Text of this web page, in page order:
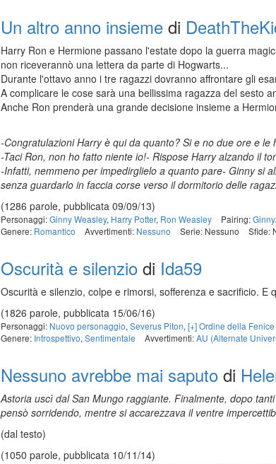
Un altro anno insieme di
Harry Ron e Hermione passano l'estate dopo la guerra
non riceverannò una lettera da parte di Hogwarts...
Durante l'ottavo anno i tre ragazzi dovranno affrontare gli
A complicare le cose sarà una bellissima ragazza del sesto
Anche Ron prenderà una grande decisione insieme a
-Congratulazioni Harry è qui da quanto? Si e no due ore e le
-Taci Ron, non ho fatto niente io!- Rispose Harry alzando il
-Infatti, nemmeno per impedirglielo a quanto pare- Ginny si
senza guardarlo in faccia corse verso il dormitorio delle
(1286 parole, pubblicata 09/09/13)
Personaggi:Ginny Weasley, Harry Potter, Ron Weasley Pairing:
Genere: Romantico Avvertimenti: Nessuno Serie: Nessuno Sfide:
Oscurità e silenzio di Ida59
Oscurità e silenzio, colpe e rimorsi, sofferenza e sacrificio.
(1826 parole, pubblicata 15/06/16)
Personaggi: Nuovo personaggio, Severus Piton, [+] Ordine della Fenice
Genere: Introspettivo, Sentimentale Avvertimenti:AU (Alternate
Nessuno avrebbe mai saputo di
Astoria uscì dal San Mungo raggiante. Finalmente, dopo
pensò sorridendo, mentre si accarezzava il ventre
(dal testo)
(1050 parole, pubblicata 10/11/14)